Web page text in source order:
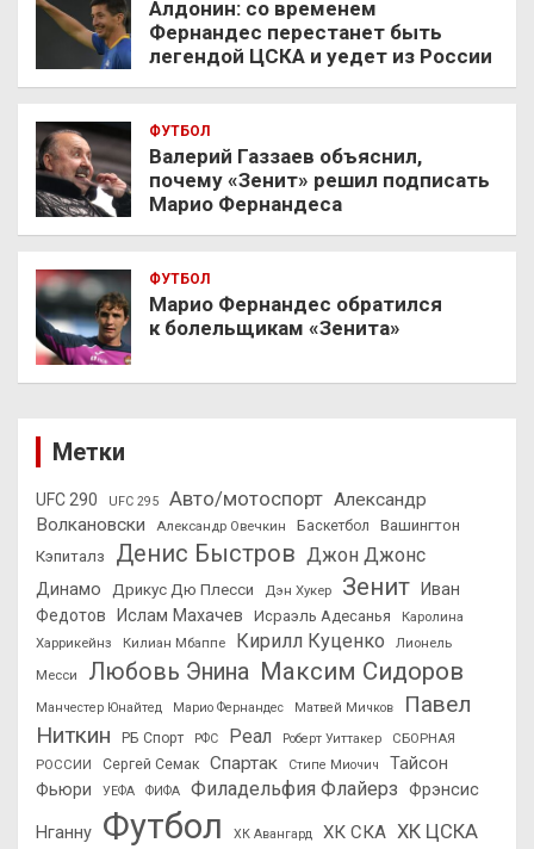
Алдонин: со временем
Фернандес перестанет быть
легендой ЦСКА и уедет из России
ФУТБОЛ
Валерий Газзаев объяснил,
почему «Зенит» решил подписать
Марио Фернандеса
ФУТБОЛ
Марио Фернандес обратился
к болельщикам «Зенита»
Метки
UFC 290 UFC 295 Авто/мотоспорт Александр
Волкановски
Александр Овечкин Баскетбол
Вашингтон
Кэпиталз
Денис Быстров Джон Джонс
Динамо Дрикус Дю Плесси Дэн Хукер Зенит
Иван
Федотов
Ислам Махачев Исраэль Адесанья
Каролина
Харрикейнз
Килиан Мбаппе Кирилл Куценко
Лионель
Месси
Любовь Энина Максим Сидоров
Манчестер Юнайтед Марио Фернандес Матвей Мичков
Павел
Ниткин
РБ Спорт РФС Реал Роберт Уиттакер
СБОРНАЯ
РОССИИ
Сергей Семак Спартак Стипе Миочич
Тайсон
Фьюри
УЕФА ФИФА Филадельфия Флайерз Фрэнсис
Нганну Футбол ХК Авангард ХК СКА ХК ЦСКА